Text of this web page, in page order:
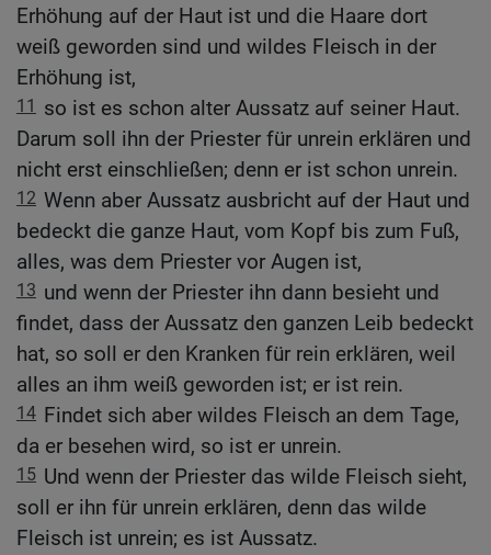
Erhöhung auf der Haut ist und die Haare dort
weiß geworden sind und wildes Fleisch in der
Erhöhung ist,
11
so ist es schon alter Aussatz auf seiner Haut.
Darum soll ihn der Priester für unrein erklären und
nicht erst einschließen; denn er ist schon unrein.
12 Wenn aber Aussatz ausbricht auf der Haut und
bedeckt die ganze Haut, vom Kopf bis zum Fuß,
alles, was dem Priester vor Augen ist,
13 und wenn der Priester ihn dann besieht und
findet, dass der Aussatz den ganzen Leib bedeckt
hat, so soll er den Kranken für rein erklären, weil
alles an ihm weiß geworden ist; er ist rein.
14 Findet sich aber wildes Fleisch an dem Tage,
da er besehen wird, so ist er unrein.
15 Und wenn der Priester das wilde Fleisch sieht,
soll er ihn für unrein erklären, denn das wilde
Fleisch ist unrein; es ist Aussatz.